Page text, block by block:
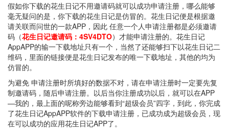
假如你下载的花生日记不用邀请码就可以成功申请注册，哪么能够
毫无疑问的是，你下载的花生日记是仿冒的。花生日记便是根据邀
请关联而问世的一款APP，因此 任意一个人申请注册都是必须邀请
码（花生日记邀请码：4SV4DTO）才能申请注册的。花生日记
AppAPP的输一下载地址只有一个，当然了还能够扫下以花生日记二
维码，里面的链接便是花生日记发布的唯一下载地址，其他的均为
仿冒的。
为避免 申请注册时所填好的数据不对，请在申请注册时一定要先复
制邀请码，随后申请注册。以后当你注册成功以后，就可以在APP
—我的，最上面的呢称旁边能够看到“超级会员”四字，到此，你完成
了花生日记AppAPP软件的下载申请注册，已成功成为超级会员，现
在可以成功的应用花生日记APP了。